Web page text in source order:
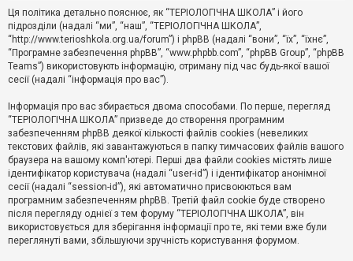
с
т
р
а
ц
і
я
Т
е
м
и
б
е
з
в
і
д
о
Ця політика детально пояснює, як “ТЕРІОЛОГІЧНА ШКОЛА” і його
підрозділи (надалі “ми”, “наш”, “ТЕРІОЛОГІЧНА ШКОЛА”,
“http://www.terioshkola.org.ua/forum”) і phpBB (надалі “вони”, “їх”, “їхнє”,
“Програмне забезпечення phpBB”, “www.phpbb.com”, “phpBB Group”, “phpBB
Teams”) використовують інформацію, отриману під час будь-якої вашої
сесії (надалі “інформація про вас”).
Інформація про вас збирається двома способами. По перше, перегляд
“ТЕРІОЛОГІЧНА ШКОЛА” призведе до створення програмним
забезпеченням phpBB деякої кількості файлів cookies (невеликих
текстових файлів, які завантажуються в папку тимчасових файлів вашого
браузера на вашому комп'ютері. Перші два файли cookies містять лише
ідентифікатор користувача (надалі “user-id”) і ідентифікатор анонімної
сесії (надалі “session-id”), які автоматично присвоюються вам
програмним забезпеченням phpBB. Третій файл cookie буде створено
після перегляду однієї з тем форуму “ТЕРІОЛОГІЧНА ШКОЛА”, він
використовується для зберігання інформації про те, які теми вже були
переглянуті вами, збільшуючи зручність користування форумом.